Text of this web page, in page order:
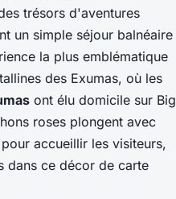
trésors d'aventures
un simple séjour balnéaire
la plus emblématique
des Exumas, où les
ont élu domicile sur Big
roses plongent avec
accueillir les visiteurs,
dans ce décor de carte